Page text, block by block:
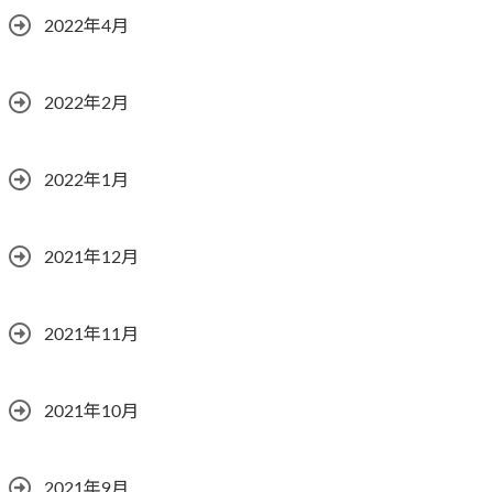
2022年4月
2022年2月
2022年1月
2021年12月
2021年11月
2021年10月